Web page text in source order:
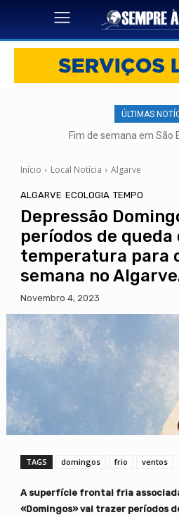
ÚLTIMAS
Fim de semana em São
Início Local Notícia Algarve
ALGARVE ECOLOGIA TEMPO
Depressão
períodos de queda
temperatura para
semana no
Novembro 4, 2023
TAGS domingos frio ventos
A superfície frontal fria
«Domingos» vai trazer períodos